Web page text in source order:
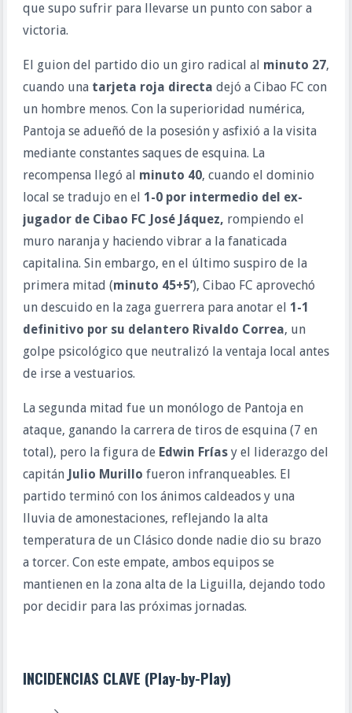
que supo sufrir para llevarse un punto con sabor a
victoria.
El guion del partido dio un giro radical al minuto 27,
cuando una tarjeta roja directa dejó a Cibao FC con
un hombre menos. Con la superioridad numérica,
Pantoja se adueñó de la posesión y asfixió a la visita
mediante constantes saques de esquina. La
recompensa llegó al minuto 40, cuando el dominio
local se tradujo en el 1-0 por intermedio del ex-
jugador de Cibao FC José Jáquez, rompiendo el
muro naranja y haciendo vibrar a la fanaticada
capitalina. Sin embargo, en el último suspiro de la
primera mitad (minuto 45+5’), Cibao FC aprovechó
un descuido en la zaga guerrera para anotar el 1-1
definitivo por su delantero Rivaldo Correa, un
golpe psicológico que neutralizó la ventaja local antes
de irse a vestuarios.
La segunda mitad fue un monólogo de Pantoja en
ataque, ganando la carrera de tiros de esquina (7 en
total), pero la figura de Edwin Fríasy el liderazgo del
capitán Julio Murillo fueron infranqueables. El
partido terminó con los ánimos caldeados y una
lluvia de amonestaciones, reflejando la alta
temperatura de un Clásico donde nadie dio su brazo
a torcer. Con este empate, ambos equipos se
mantienen en la zona alta de la Liguilla, dejando todo
por decidir para las próximas jornadas.
INCIDENCIAS CLAVE (Play-by-Play)